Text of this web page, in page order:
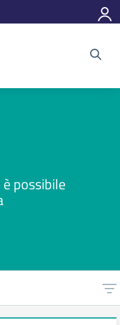
possibile